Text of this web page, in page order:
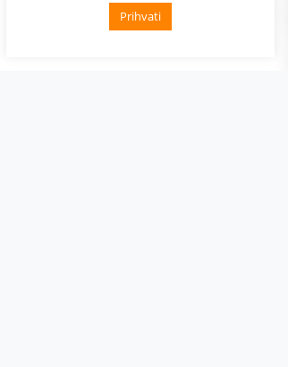
Prihvati
👋 Zdravo, kako mogu pomoći